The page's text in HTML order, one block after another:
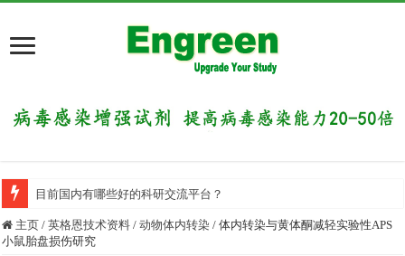
目前国内有哪些好的科研交流平台？
主页 / 英格恩技术资料 / 动物体内转染 / 体内转染与黄体酮减轻实验性APS
小鼠胎盘损伤研究